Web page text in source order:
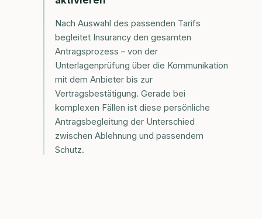
Nach Auswahl des passenden Tarifs
begleitet Insurancy den gesamten
Antragsprozess – von der
Unterlagenprüfung über die Kommunikation
mit dem Anbieter bis zur
Vertragsbestätigung. Gerade bei
komplexen Fällen ist diese persönliche
Antragsbegleitung der Unterschied
zwischen Ablehnung und passendem
Schutz.